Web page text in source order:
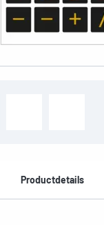
Productdetails